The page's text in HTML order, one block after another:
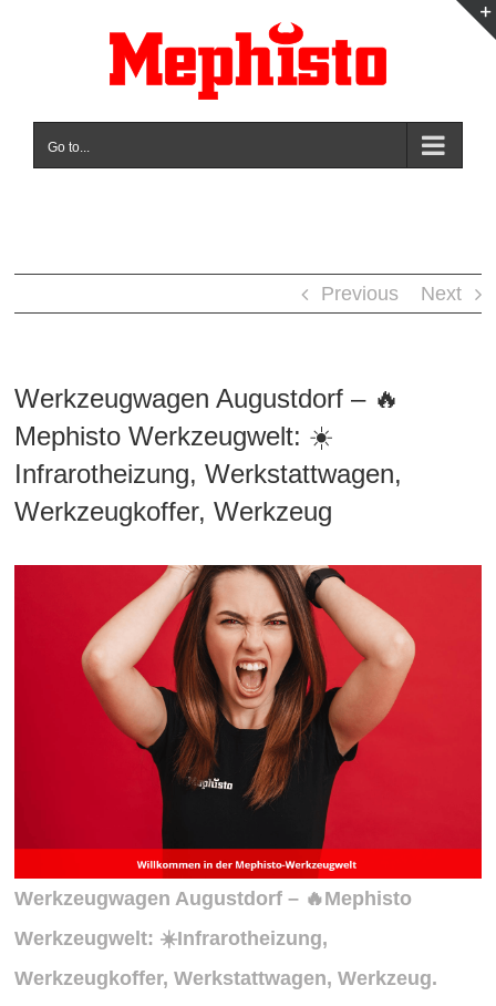
Go to...
Previous Next
Werkzeugwagen Augustdorf – 🔥
Mephisto Werkzeugwelt: ☀️
Infrarotheizung, Werkstattwagen,
Werkzeugkoffer, Werkzeug
Werkzeugwagen Augustdorf – 🔥Mephisto
Werkzeugwelt: ☀️Infrarotheizung,
Werkzeugkoffer, Werkstattwagen, Werkzeug.